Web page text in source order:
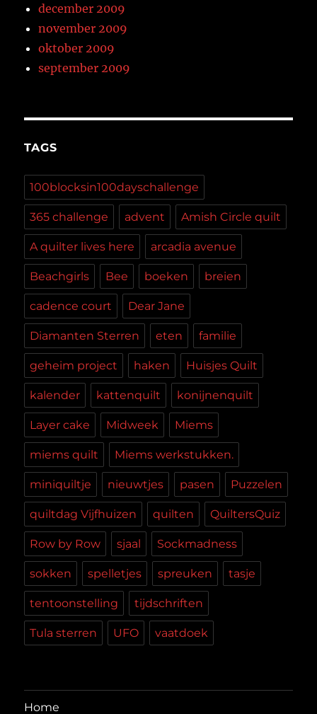
december 2009
november 2009
oktober 2009
september 2009
TAGS
100blocksin100dayschallenge
365 challenge advent Amish Circle quilt
A quilter lives here arcadia avenue
Beachgirls Bee boeken breien
cadence court Dear Jane
Diamanten Sterren eten familie
geheim project haken Huisjes Quilt
kalender kattenquilt konijnenquilt
Layer cake Midweek Miems
miems quilt Miems werkstukken.
miniquiltje nieuwtjes pasen Puzzelen
quiltdag Vijfhuizen quilten QuiltersQuiz
Row by Row sjaal Sockmadness
sokken spelletjes spreuken tasje
tentoonstelling tijdschriften
Tula sterren UFO vaatdoek
Home